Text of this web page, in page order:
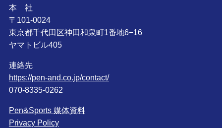
本 社
〒101-0024
東京都千代田区神田和泉町1番地6−16
ヤマトビル405
連絡先
https://pen-and.co.jp/contact/
070-8335-0262
Pen&Sports 媒体資料
Privacy Policy